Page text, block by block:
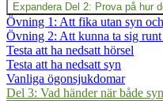
Expandera Del 2: Prova på hur
Övning 1: Att fika utan syn
Övning 2: Att kunna ta sig
Testa att ha nedsatt hörsel
Testa att ha nedsatt syn
Vanliga ögonsjukdomar
Del 3: Vad händer när både